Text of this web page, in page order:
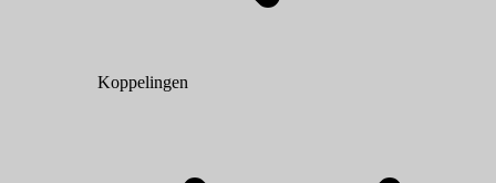
Koppelingen